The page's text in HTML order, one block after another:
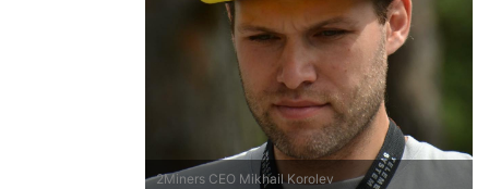
2Miners CEO Mikhail Korolev